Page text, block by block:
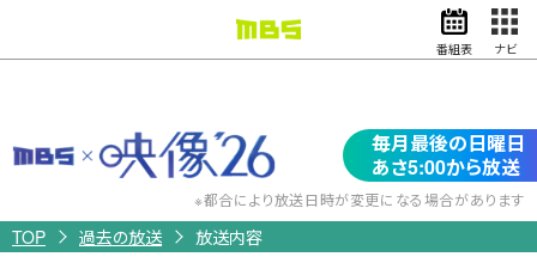
ドラマ
アニメ
番組表 ナビ
映
像’26
毎月最後の日曜日
あさ5:00から放送
※都合により放送日時が変更になる場合があります
TOP 過去の放送 放送内容